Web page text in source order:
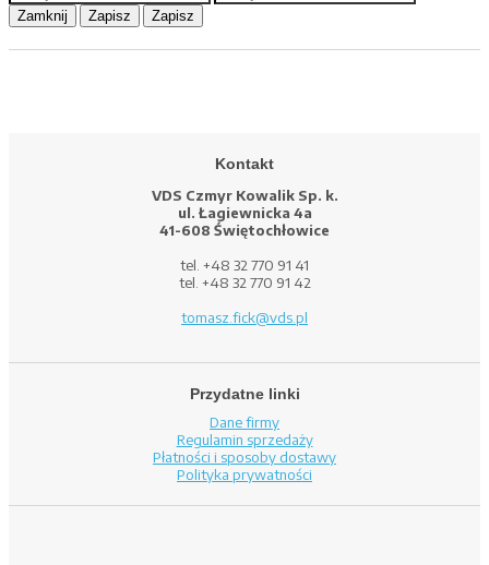
Zamknij Zapisz Zapisz
Kontakt
VDS Czmyr Kowalik Sp. k.
ul. Łagiewnicka 4a
41-608 Świętochłowice
tel. +48 32 770 91 41
tel. +48 32 770 91 42
tomasz.fick@vds.pl
Przydatne linki
Dane firmy
Regulamin sprzedaży
Płatności i sposoby dostawy
Polityka prywatności